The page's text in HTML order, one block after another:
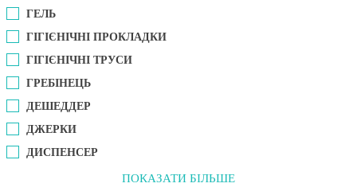
ГЕЛЬ
ГІГІЄНІЧНІ ПРОКЛАДКИ
ГІГІЄНІЧНІ ТРУСИ
ГРЕБІНЕЦЬ
ДЕШЕДДЕР
ДЖЕРКИ
ДИСПЕНСЕР
ПОКАЗАТИ БІЛЬШЕ